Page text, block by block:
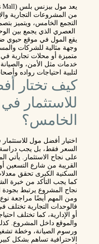
يعد مول بيزنس بلس (Business Plus Mall)
من المشروعات التجارية
التجمع الخامس، ويتميز
العصري الذي يجمع بين
يقع المول في موقع حيوي
وجهة مثالية للشركات
متميزة أو محلات تجارية
خدمات مثل الأمن،
لتلبية احتياجات رواده
كيف تختار
للاستثمار
الخامس؟
اختيار أفضل مول
السعر فقط، بل يجب
على نجاح الاستثمار. يأتي
القريبة من شارع التسعين
السكنية الكبرى تحقق
كما يجب التأكد من خبرة
نجاح المشروع يرتبط بجودة
ومن المهم أيضًا مراجعة
فالوحدات التجارية تختلف
أو الإدارية، كما تختلف
والموقع داخل المشروع.
ورسوم الصيانة، وخطة تشغيل
الاحترافية تساهم بشكل